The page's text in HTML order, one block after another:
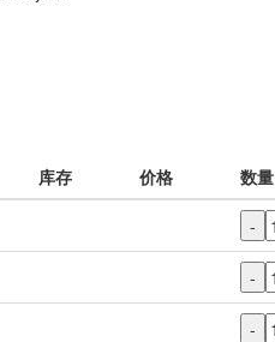
库存 价格 数量
-
-
-